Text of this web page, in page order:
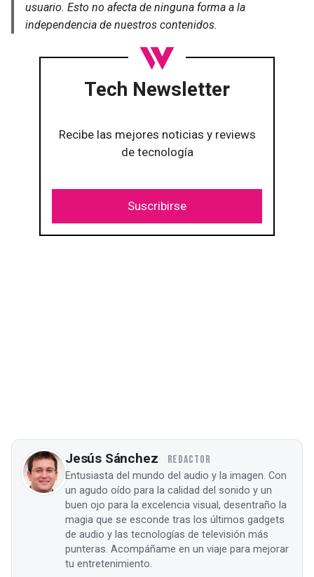
usuario. Esto no afecta de ninguna forma a la
independencia de nuestros contenidos.
Tech Newsletter
Recibe las mejores noticias y reviews
de tecnología
Suscribirse
Jesús Sánchez REDACTOR
Entusiasta del mundo del audio y la imagen. Con
un agudo oído para la calidad del sonido y un
buen ojo para la excelencia visual, desentraño la
magia que se esconde tras los últimos gadgets
de audio y las tecnologías de televisión más
punteras. Acompáñame en un viaje para mejorar
tu entretenimiento.